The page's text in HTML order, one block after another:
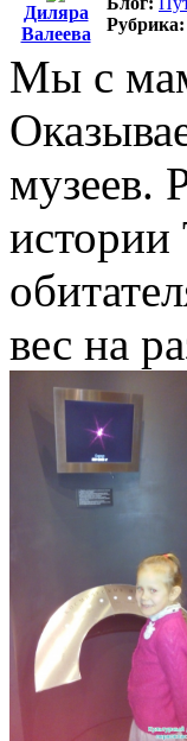
Диляра
Валеева
Рубрика:
Мы с
музеев.
истории
вес на